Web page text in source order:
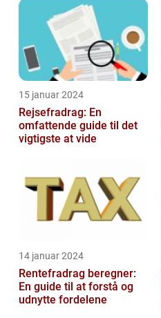
15 januar 2024
Rejsefradrag: En
omfattende guide til det
vigtigste at vide
14 januar 2024
Rentefradrag beregner:
En guide til at forstå og
udnytte fordelene